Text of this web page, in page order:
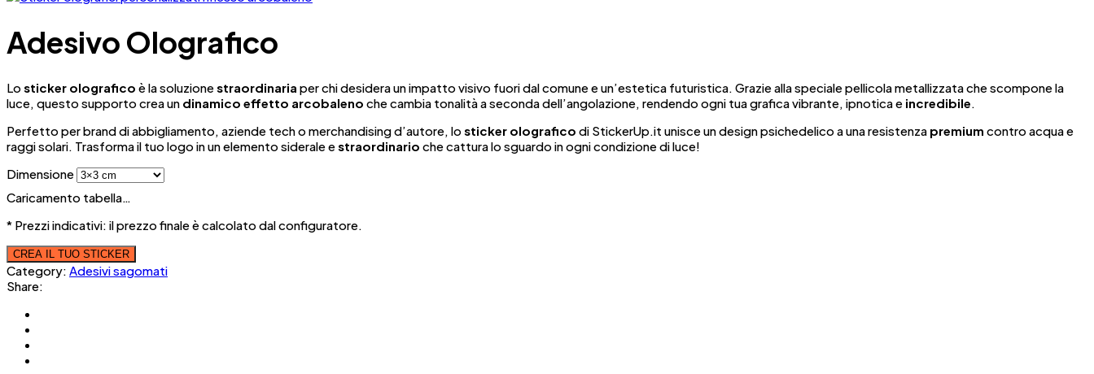
Adesivo Olografico
Lo sticker olografico è la soluzionestraordinaria per chi desidera un impatto visivo fuori dal comune e un’estetica futuristica. Grazie alla speciale pellicola metallizzata che scompone la
luce, questo supporto crea un dinamico effetto arcobaleno che cambia tonalità a seconda dell’angolazione, rendendo ogni tua grafica vibrante, ipnotica e incredibile.
Perfetto per brand di abbigliamento, aziende tech o merchandising d’autore, lo sticker olografico di StickerUp.it unisce un design psichedelico a una resistenza premium contro acqua e
raggi solari. Trasforma il tuo logo in un elemento siderale estraordinario che cattura lo sguardo in ogni condizione di luce!
Dimensione
Caricamento tabella…
* Prezzi indicativi: il prezzo finale è calcolato dal configuratore.
CREA IL TUO STICKER
Category: Adesivi sagomati
Share: